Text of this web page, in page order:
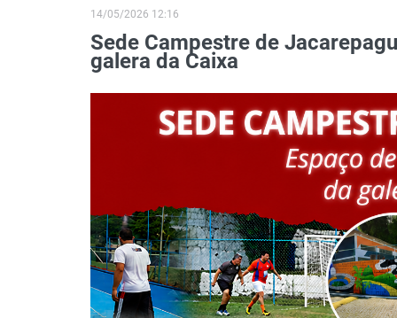
14/05/2026 12:16
Sede Campestre de
galera da Caixa